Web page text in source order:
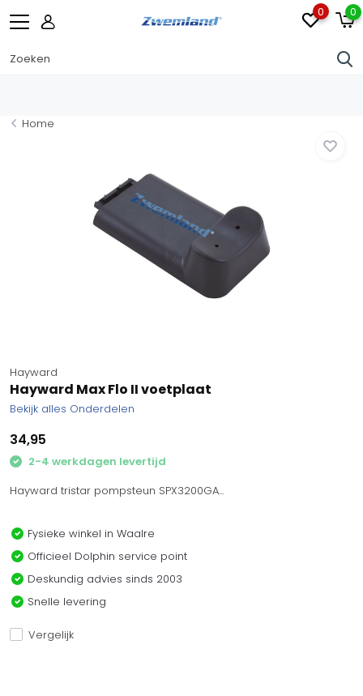
0 0
Home
Hayward
Hayward Max Flo II voetplaat
Bekijk alles Onderdelen
34,95
2-4 werkdagen levertijd
Hayward tristar pompsteun SPX3200GA...
Fysieke winkel in Waalre
Officieel Dolphin service point
Deskundig advies sinds 2003
Snelle levering
Vergelijk